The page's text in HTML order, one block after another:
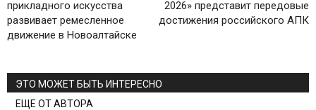
прикладного искусства
развивает ремесленное
движение в Новоалтайске
2026» представит передовые
достижения российского АПК
ЭТО МОЖЕТ БЫТЬ ИНТЕРЕСНО
ЕЩЕ ОТ АВТОРА